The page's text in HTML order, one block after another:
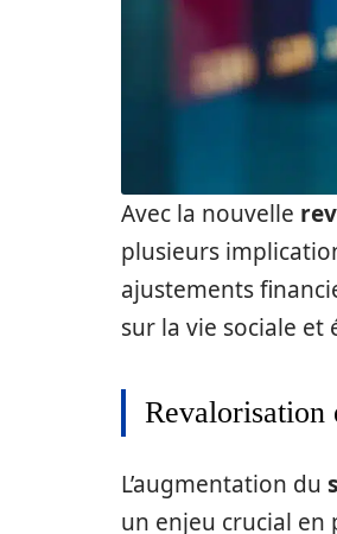
Avec la nouvelle
plusieurs
ajustements
sur la vie sociale
Revalorisation
L’augmentation du
un enjeu crucial en